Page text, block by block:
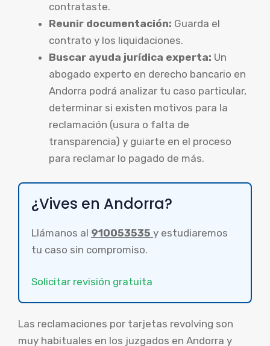
contrataste.
Reunir documentación: Guarda el
contrato y los liquidaciones.
Buscar ayuda jurídica experta: Un
abogado experto en derecho bancario en
Andorra podrá analizar tu caso particular,
determinar si existen motivos para la
reclamación (usura o falta de
transparencia) y guiarte en el proceso
para reclamar lo pagado de más.
¿Vives en Andorra?
Llámanos al 910053535 y estudiaremos
tu caso sin compromiso.
Solicitar revisión gratuita
Las reclamaciones por tarjetas revolving son
muy habituales en los juzgados en Andorra y